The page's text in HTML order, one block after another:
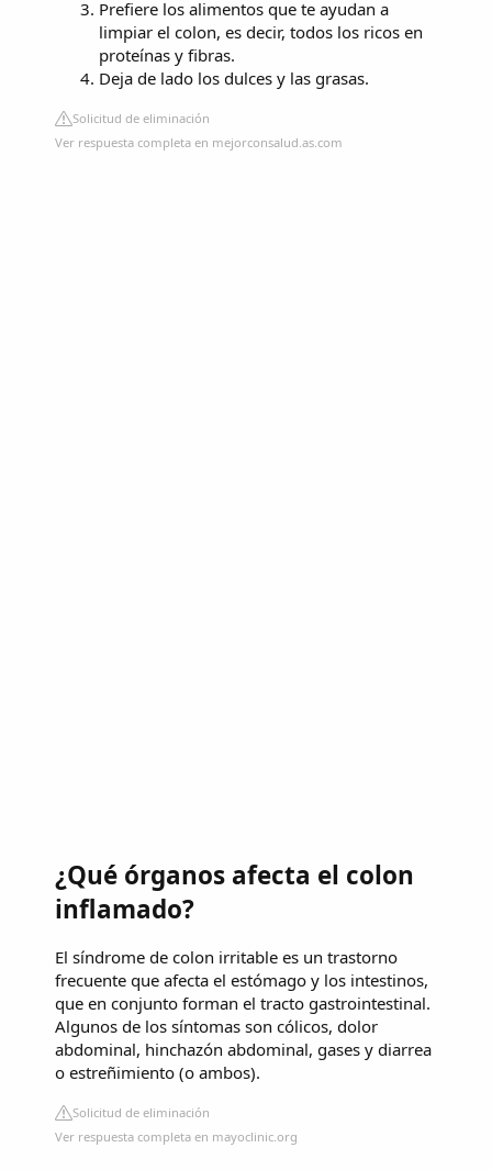
Prefiere los alimentos que te ayudan a
limpiar el colon, es decir, todos los ricos en
proteínas y fibras.
Deja de lado los dulces y las grasas.
Solicitud de eliminación
Ver respuesta completa en mejorconsalud.as.com
¿Qué órganos afecta el colon
inflamado?
El síndrome de colon irritable es un trastorno
frecuente que afecta el estómago y los intestinos,
que en conjunto forman el tracto gastrointestinal.
Algunos de los síntomas son cólicos, dolor
abdominal, hinchazón abdominal, gases y diarrea
o estreñimiento (o ambos).
Solicitud de eliminación
Ver respuesta completa en mayoclinic.org